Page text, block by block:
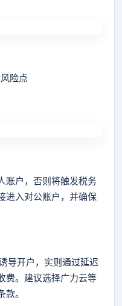
险点
户，否则将触发税务
进入对公账户，并确保
导开户，实则通过延迟
费。建议选择广力云等
。